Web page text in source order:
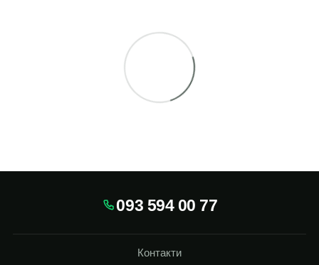
093 594 00 77
Контакти